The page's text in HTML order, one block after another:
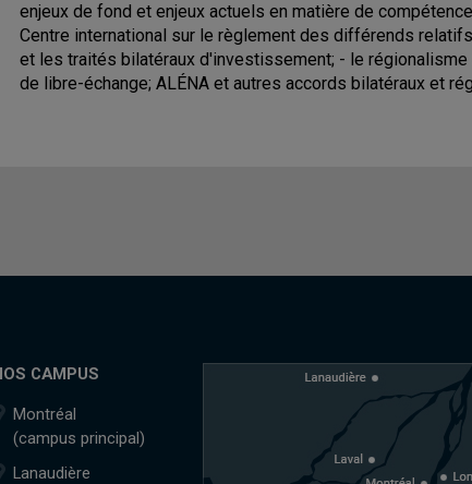
enjeux de fond et enjeux actuels en matière de
Centre international sur le règlement des différends
et les traités bilatéraux d'investissement; - le
de libre-échange; ALÉNA et autres accords bilatéraux et
CAMPUS
Montréal
(campus principal)
Lanaudière